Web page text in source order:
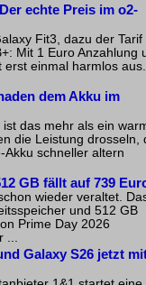
echte Preis im o2-
Fit3, dazu der Tarif
Mit 1 Euro Anzahlung
einmal harmlos aus.
dem Akku im
das mehr als ein
die Leistung drosseln,
schneller altern
GB fällt auf 739
wieder veraltet.
und 512 GB
Prime Day 2026
Galaxy S26 jetzt